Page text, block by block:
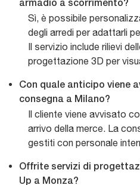
armadio a scorrimento?
Sì, è possibile
degli arredi per adattarli
Il servizio include rilievi
progettazione 3D per
Con quale anticipo viene
consegna a Milano?
Il cliente viene avvisato
arrivo della merce. La
gestiti con personale
Offrite servizi di
Up a Monza?